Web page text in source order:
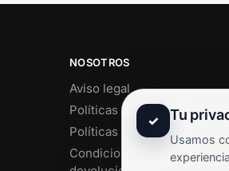
NOSOTROS
Aviso legal
Políticas de privacidad
Políticas de cookies
Condiciones de envío y
✓ Tu
Usamos